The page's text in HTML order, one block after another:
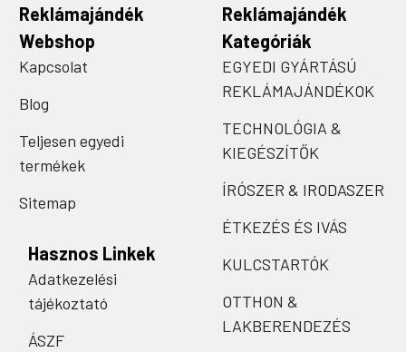
Reklámajándék
Webshop
Kapcsolat
Blog
Teljesen egyedi
termékek
Sitemap
Hasznos Linkek
Adatkezelési
tájékoztató
ÁSZF
Reklámajándék
Kategóriák
EGYEDI GYÁRTÁSÚ
REKLÁMAJÁNDÉKOK
TECHNOLÓGIA &
KIEGÉSZÍTŐK
ÍRÓSZER & IRODASZER
ÉTKEZÉS ÉS IVÁS
KULCSTARTÓK
OTTHON &
LAKBERENDEZÉS